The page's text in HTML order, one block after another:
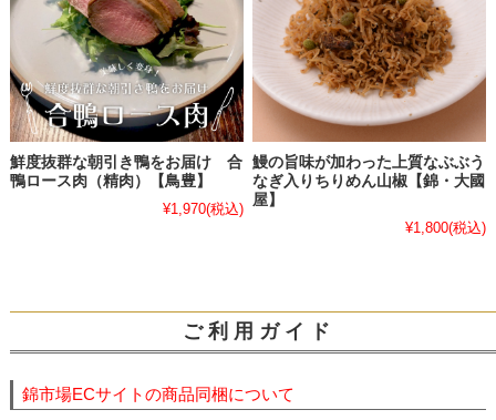
鮮度抜群な朝引き鴨をお届け 合
鴨ロース肉（精肉）【鳥豊】
¥1,970(税込)
鰻の旨味が加わった上質なぶぶう
なぎ入りちりめん山椒【錦・大國
屋】
¥1,800(税込)
ご 利 用 ガ イ ド
錦市場ECサイトの商品同梱について